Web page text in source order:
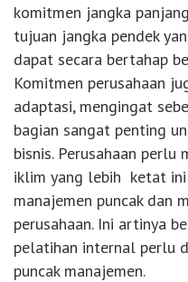
komitmen jangka
tujuan jangka pendek
dapat secara bertahap
Komitmen perusahaan
adaptasi, mengingat
bagian sangat penting
bisnis. Perusahaan perlu
iklim yang lebih ketat
manajemen puncak dan
perusahaan. Ini artinya
pelatihan internal perlu
puncak manajemen.